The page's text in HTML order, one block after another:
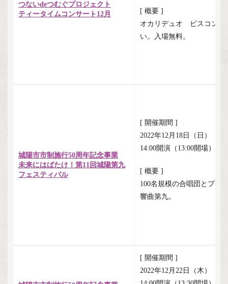
つないdeつむぐプロジェクト
ティータイムコンサート12月
[ 概要 ]
オカリデュオ ビスコンテ
い。入場無料。
城陽市市制施行50周年記念事業
未来にはばたけ！第11回城陽第九
フェスティバル
[ 開催期間 ]
2022年12月18日（日）
14:00開演（13:00開場）
[ 概要 ]
100名規模の合唱団とプロ
響曲第九。
[ 開催期間 ]
2022年12月22日（木）